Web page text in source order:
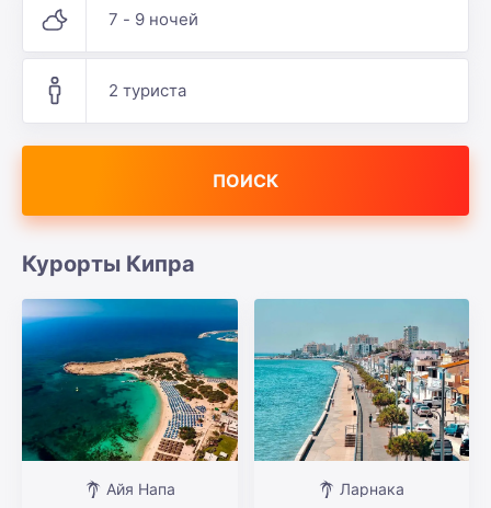
7 - 9 ночей
2 туриста
ПОИСК
Курорты Кипра
Айя Напа Ларнака